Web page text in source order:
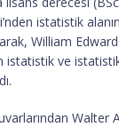
istatistik
William
istatistik ve
Walter